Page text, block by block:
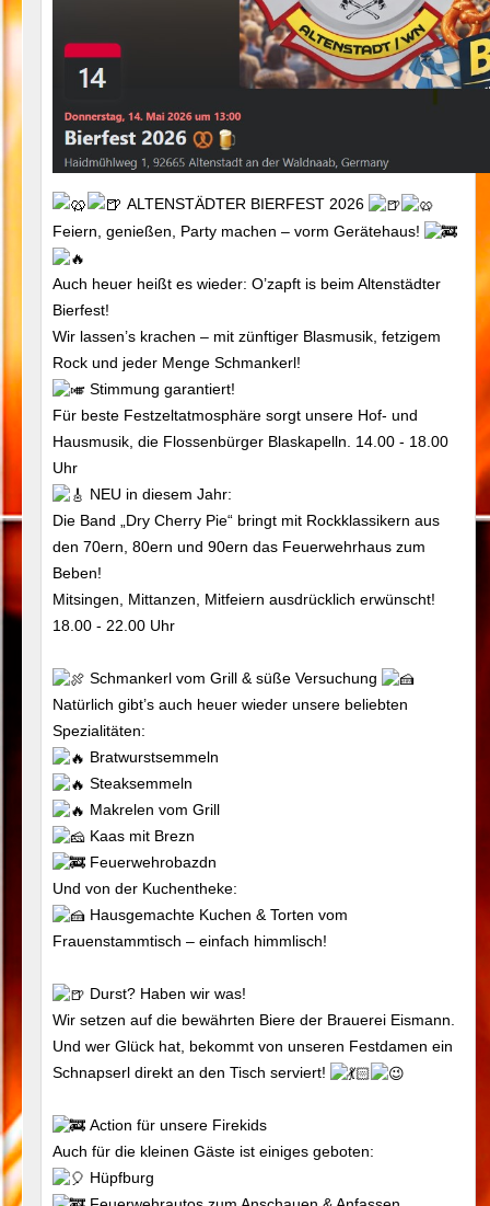
ALTENSTÄDTER BIERFEST 2026
Feiern, genießen, Party machen – vorm Gerätehaus!
Auch heuer heißt es wieder: O’zapft is beim Altenstädter
Bierfest!
Wir lassen’s krachen – mit zünftiger Blasmusik, fetzigem
Rock und jeder Menge Schmankerl!
Stimmung garantiert!
Für beste Festzeltatmosphäre sorgt unsere Hof- und
Hausmusik, die Flossenbürger Blaskapelln. 14.00 - 18.00
Uhr
NEU in diesem Jahr:
Die Band „Dry Cherry Pie“ bringt mit Rockklassikern aus
den 70ern, 80ern und 90ern das Feuerwehrhaus zum
Beben!
Mitsingen, Mittanzen, Mitfeiern ausdrücklich erwünscht!
18.00 - 22.00 Uhr
Schmankerl vom Grill & süße Versuchung
Natürlich gibt’s auch heuer wieder unsere beliebten
Spezialitäten:
Bratwurstsemmeln
Steaksemmeln
Makrelen vom Grill
Kaas mit Brezn
Feuerwehrobazdn
Und von der Kuchentheke:
Hausgemachte Kuchen & Torten vom
Frauenstammtisch – einfach himmlisch!
Durst? Haben wir was!
Wir setzen auf die bewährten Biere der Brauerei Eismann.
Und wer Glück hat, bekommt von unseren Festdamen ein
Schnapserl direkt an den Tisch serviert!
Action für unsere Firekids
Auch für die kleinen Gäste ist einiges geboten:
Hüpfburg